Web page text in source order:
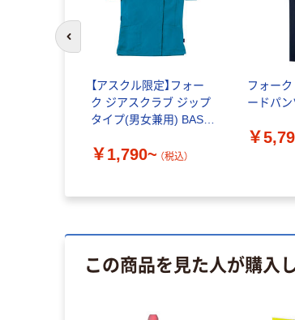
【アスクル限定】フォー
ク ジアスクラブ ジップ
タイプ(男女兼用) BAS-
￥1,790~ （税込）
フォー
ードパ
￥
前のスライドへ
この商品を見た人が購入